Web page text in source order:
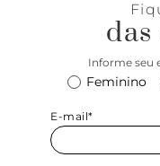
Informe seu
Feminino
E-mail*